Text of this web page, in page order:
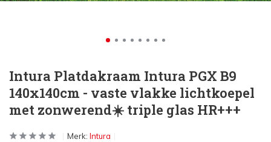
Intura Platdakraam Intura PGX B9
140x140cm - vaste vlakke lichtkoepel
met zonwerend☀️ triple glas HR+++
Merk: Intura